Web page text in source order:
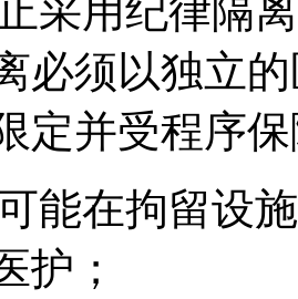
采用纪律隔
必须以独立
定并受程序
能在拘留设
护；